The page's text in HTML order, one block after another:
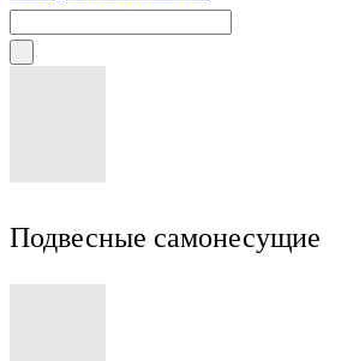
Подвесные самонесущие